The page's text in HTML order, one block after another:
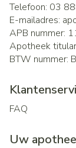
Telefoon: 03
E-mailadres:
APB nummer:
Apotheek
BTW nummer:
FAQ
Uw